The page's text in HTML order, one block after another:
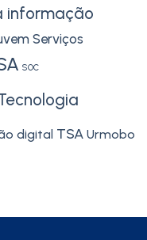
informação
Serviços
SOC
digital TSA Urmobo